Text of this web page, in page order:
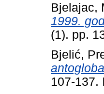
Bjelajac,
1999.
(1). pp.
Bjelić,
107-137.